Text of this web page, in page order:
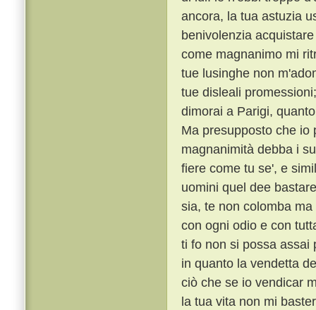
ancora, la tua astuzia
benivolenzia
come magnanimo mi
tue lusinghe non
tue disleali
dimorai a Parigi,
Ma presupposto che io
magnanimità debba i
fiere come tu se', e
uomini quel dee
sia, te non colomba
con ogni odio e con
ti fo non si possa assai
in quanto la vendetta
ciò che se io vendicar
la tua vita non mi